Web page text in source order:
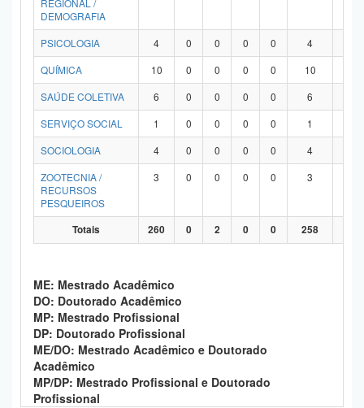
REGIONAL /
DEMOGRAFIA
PSICOLOGIA 4 0 0 0 0 4
QUÍMICA
10 0 0 0 0 10
SAÚDE COLETIVA
6 0 0 0 0 6
SERVIÇO SOCIAL
1 0 0 0 0 1
SOCIOLOGIA
4 0 0 0 0 4
ZOOTECNIA /
RECURSOS
PESQUEIROS
3 0 0 0 0 3
Totais 260 0 2 0 0 258
ME: Mestrado Acadêmico
DO: Doutorado Acadêmico
MP: Mestrado Profissional
DP: Doutorado Profissional
ME/DO: Mestrado Acadêmico e Doutorado
Acadêmico
MP/DP: Mestrado Profissional e Doutorado
Profissional